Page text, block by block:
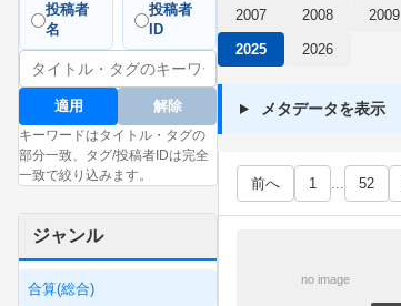
投稿者
名
投稿者
ID
適用 解除
キーワードはタイトル・タグの
部分一致、タグ/投稿者IDは完全
一致で絞り込みます。
ジャンル
合算(総合)
2007 2008 2009
2025 2026
メタデータを表示
前へ 1 ... 52
no image